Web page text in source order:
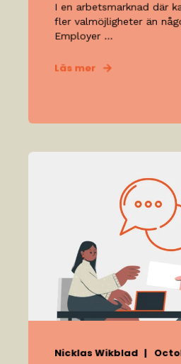
I en arbetsmarknad där
fler valmöjligheter än
Employer ...
Läs mer
Nicklas Wikblad